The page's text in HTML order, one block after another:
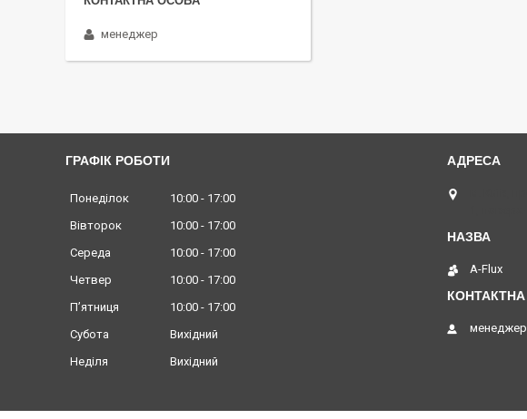
менеджер
ГРАФІК РОБОТИ
Понеділок 10:00
17:00
Вівторок
10:00
17:00
Середа
10:00
17:00
Четвер
10:00
17:00
Пʼятниця
10:00
17:00
Субота
Вихідний
Неділя
Вихідний
A-Flux
менеджер